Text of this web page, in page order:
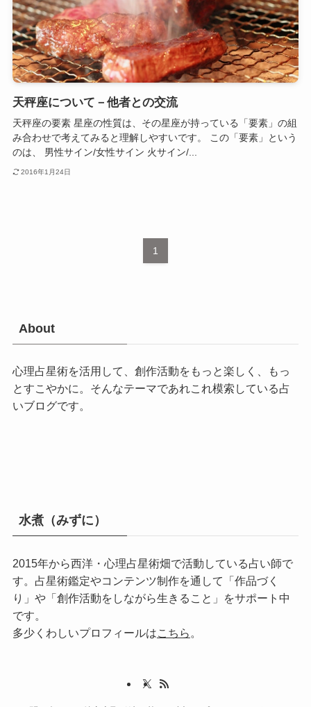
天秤座について－他者との交流
天秤座の要素 星座の性質は、その星座が持っている「要素」の組
み合わせで考えてみると理解しやすいです。 この「要素」という
のは、 男性サイン/女性サイン 火サイン/...
2016年1月24日
1
About
心理占星術を活用して、創作活動をもっと楽しく、もっ
とすこやかに。そんなテーマであれこれ模索している占
いブログです。
水煮（みずに）
2015年から西洋・心理占星術畑で活動している占い師で
す。占星術鑑定やコンテンツ制作を通して「作品づく
り」や「創作活動をしながら生きること」をサポート中
です。
多少くわしいプロフィールはこちら 。